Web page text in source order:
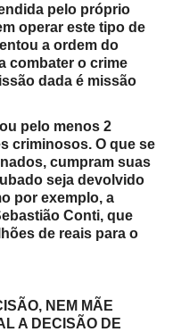
pelo próprio
operar este tipo de
a ordem do
combater o crime
dada é missão
pelo menos 2
criminosos. O que se
cumpram suas
seja devolvido
por exemplo, a
Conti, que
de reais para o
NEM MÃE
A DECISÃO DE